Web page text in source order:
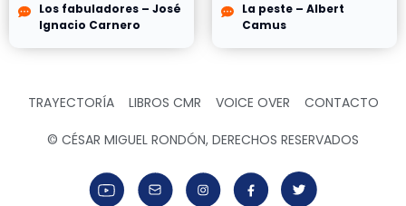
Los fabuladores – José
Ignacio Carnero
La peste – Albert
Camus
TRAYECTORÍA LIBROS CMR VOICE OVER CONTACTO
© CÉSAR MIGUEL RONDÓN, DERECHOS RESERVADOS